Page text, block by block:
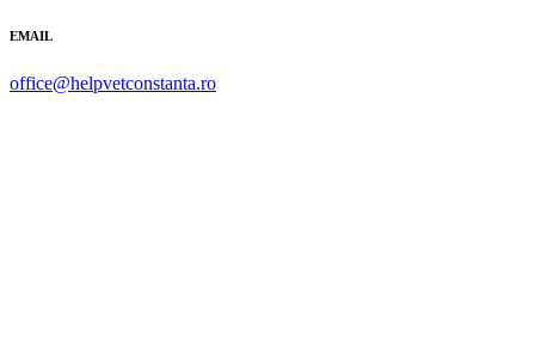
EMAIL
office@helpvetconstanta.ro